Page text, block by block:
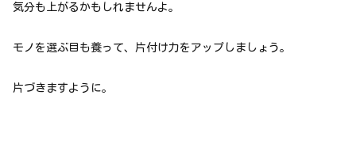
気分も上がるかもしれませんよ。
モノを選ぶ目も養って、片付け力をアップしましょう。
片づきますように。